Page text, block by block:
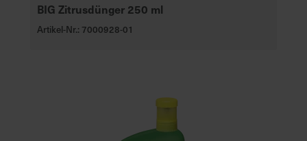
BIG Zitrusdünger 250 ml
Artikel-Nr.: 7000928-01